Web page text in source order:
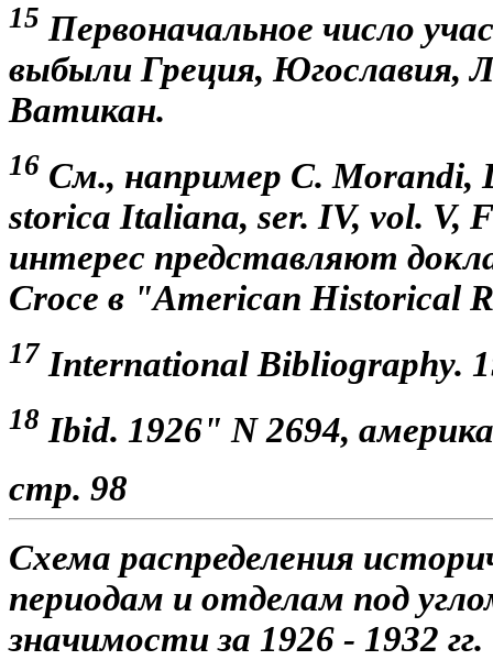
15 Первоначальное число
выбыли Греция, Югославия,
Ватикан.
16 См., например C. Morandi,
storica Italiana, ser. IV, vol. V,
интерес представляют
Croce в "American Historical
17 International Bibliography.
18 Ibid. 1926" N 2694,
стр. 98
Схема распределения
периодам и отделам под
значимости за 1926 - 1932 гг.